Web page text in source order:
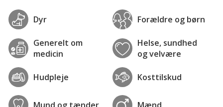
Dyr Forældre og børn
Generelt om
medicin
Helse, sundhed
og velvære
Hudpleje Kosttilskud